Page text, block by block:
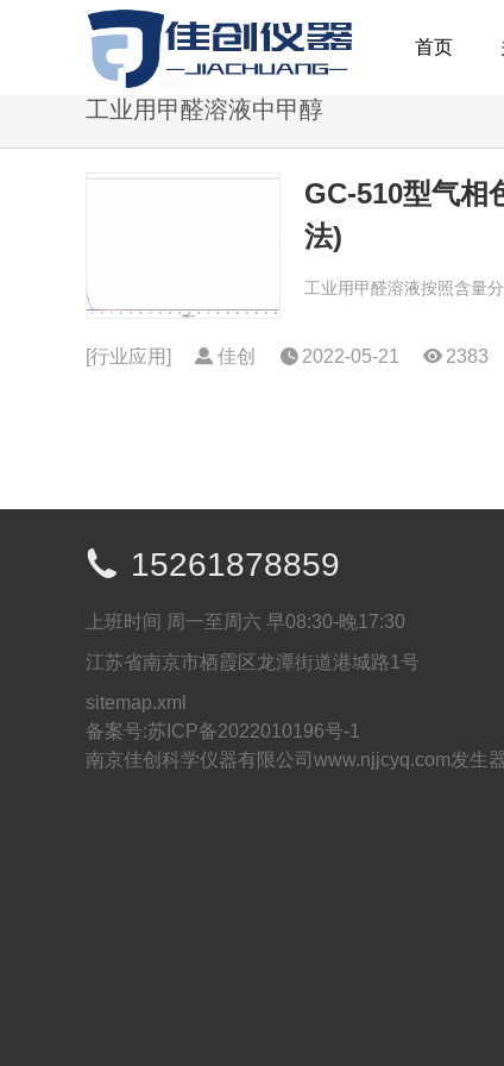
首页
工业用甲醛溶液中甲醇
GC-510型气相
法)
工业用甲醛溶液按照含量
[行业应用] 佳创 2022-05-21 2383
 15261878859
上班时间 周一至周六 早08:30-晚17:30
江苏省南京市栖霞区龙潭街道港城路1号
sitemap.xml
备案号:苏ICP备2022010196号-1
南京佳创科学仪器有限公司www.njjcyq.com发生